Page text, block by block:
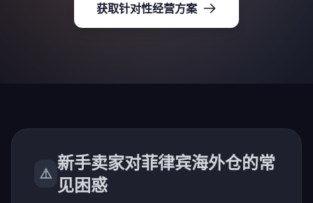
获取针对性经营方案
⚠️ 新手卖家对菲律宾海外仓的常
见困惑